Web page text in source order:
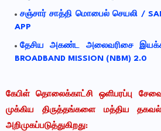
சஞ்சார் சாத்தி மொபைல் செயலி /
APP
தேசிய அகண்ட அலைவரிசை
BROADBAND MISSION (NBM) 2.0
கேபிள் தொலைக்காட்சி ஒளிபரப்பு
முக்கிய திருத்தங்களை மத்திய
அறிமுகப்படுத்துகிறது: